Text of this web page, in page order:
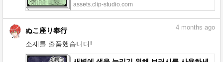
assets.clip-studio.com
ぬこ座り奉行
소재를 출품했습니다!
4 months ago